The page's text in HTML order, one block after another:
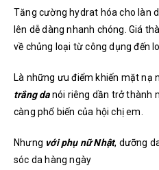
Tăng cường hydrat hóa cho làn
lên dễ dàng nhanh chóng. Giá
về chủng loại từ công dụng đến
Là những ưu điểm khiến mặt nạ
trắng danói riêng dần trở thành
càng phổ biến của hội chị em.
Nhưng với phụ nữ Nhật, dưỡng
sóc da hàng ngày